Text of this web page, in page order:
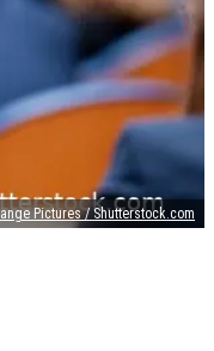
Pictures / Shutterstock.com